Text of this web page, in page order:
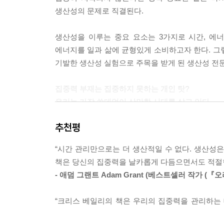
온종일 일에 몰입하기 어렵다고 느낀다면, 그 일
동원해야 하는 업무를 하고 있는지 고민해보자.
방황한다. 이 사실은 더 나아가 팀에서 가장 똑똑
완전히 반대 사례로, 주의를 빼앗는 것을 억제한
처리할 수 있는지 고민해보자.
생산성의 문제로 직결된다.
생산성을 이루는 중요 요소는 3가지로 시간, 에
에너지를 일과 삶에 균형있게 소비하고자 한다.
기발한 생산성 실험으로 주목을 받게 된 생산성
우리는 가장 쓸데없이 산만한 시대를 살고 있다.
저자는 솔직한 고백으로 이 책을 시작한다. 생산
이 책은 주의를 방해하는 환경과 그 대처법에 대
저자는 멀티태스킹의 효용은 인정하지만, 결국
추천평
“시간 관리만으로는 더 생산적일 수 없다. 생산성
책은 당신의 집중력을 날카롭게 다듬으면서도 적
- 애덤 그랜트 Adam Grant (베스트셀러 작가 (『
“크리스 베일리의 책은 우리의 집중력을 관리하